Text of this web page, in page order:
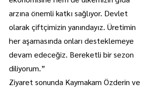
arzına önemli katkı sağlıyor. Devlet
olarak çiftçimizin yanındayız. Üretimin
her aşamasında onları desteklemeye
devam edeceğiz. Bereketli bir sezon
diliyorum.”
Ziyaret sonunda Kaymakam Özderin ve